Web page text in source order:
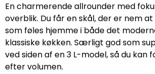
En charmerende allrounder med
overblik. Du får en skål, der er nem
som føles hjemme i både det
klassiske køkken. Særligt god som
ved siden af en 3 L-model, så du kan
efter volumen.